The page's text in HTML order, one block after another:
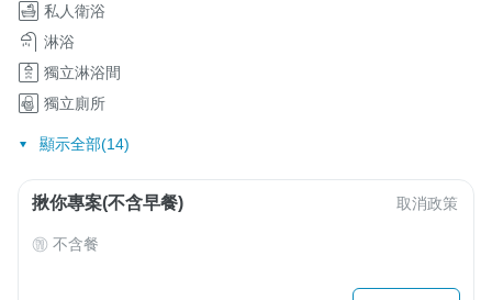
私人衛浴
淋浴
獨立淋浴間
獨立廁所
顯示全部(14)
揪你專案(不含早餐) 取消政策
不含餐